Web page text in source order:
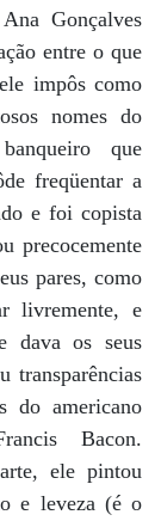
Gonçalves
entre o que
impôs como
nomes do
que
freqüentar a
e foi copista
precocemente
pares, como
livremente, e
dava os seus
transparências
do americano
Bacon.
ele pintou
e leveza (é o